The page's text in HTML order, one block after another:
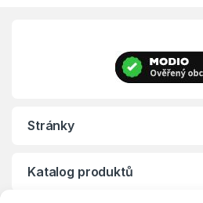
Stránky
Katalog produktů